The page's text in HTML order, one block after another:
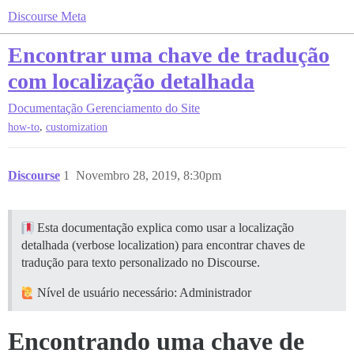
Discourse Meta
Encontrar uma chave de tradução
com localização detalhada
Documentação Gerenciamento do Site
how-to, customization
Discourse Novembro 28, 2019, 8:30pm
1
Esta documentação explica como usar a localização
detalhada (verbose localization) para encontrar chaves de
tradução para texto personalizado no Discourse.
Nível de usuário necessário: Administrador
Encontrando uma chave de